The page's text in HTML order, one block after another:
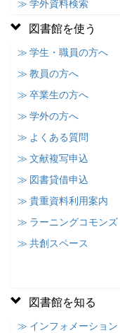
≫ 学外資料検索
図書館を使う
≫ 学生・職員の方へ
≫ 教員の方へ
≫ 卒業生の方へ
≫ 学外の方へ
≫ よくある質問
≫ 文献複写申込
≫ 図書貸借申込
≫ 貴重資料利用案内
≫ ラーニングコモンズ
≫ 共創スペース
図書館を知る
≫ インフォメーション